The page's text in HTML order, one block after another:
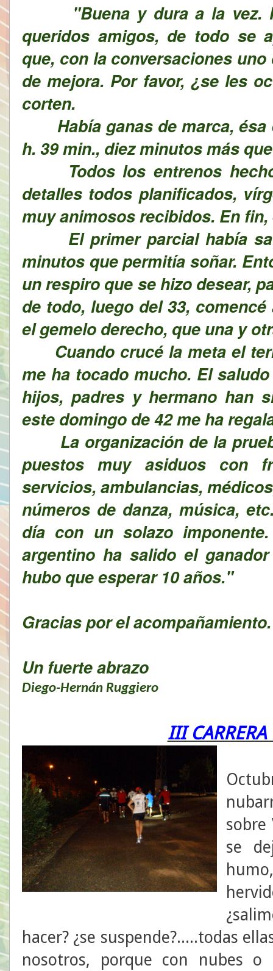
"Buena y dura a la vez.
queridos amigos, de todo se
que, con la conversaciones
de mejora. Por favor, ¿se les
corten.
Había ganas de marca, ésa
h. 39 min., diez minutos más
Todos los entrenos
detalles todos planificados,
muy animosos recibidos. En fin,
El primer parcial había
minutos que permitía soñar.
un respiro que se hizo desear,
de todo, luego del 33,
el gemelo derecho, que una y
Cuando crucé la meta el
me ha tocado mucho. El
hijos, padres y hermano han
este domingo de 42 me ha
La organización de la
puestos muy asiduos con
servicios, ambulancias,
números de danza, música,
día con un solazo
argentino ha salido el
hubo que esperar 10 años."
Gracias por el acompañamiento.
Un fuerte abrazo
Diego-Hernán Ruggiero
III
se
hacer? ¿se suspende?.....todas
nosotros, porque con nubes